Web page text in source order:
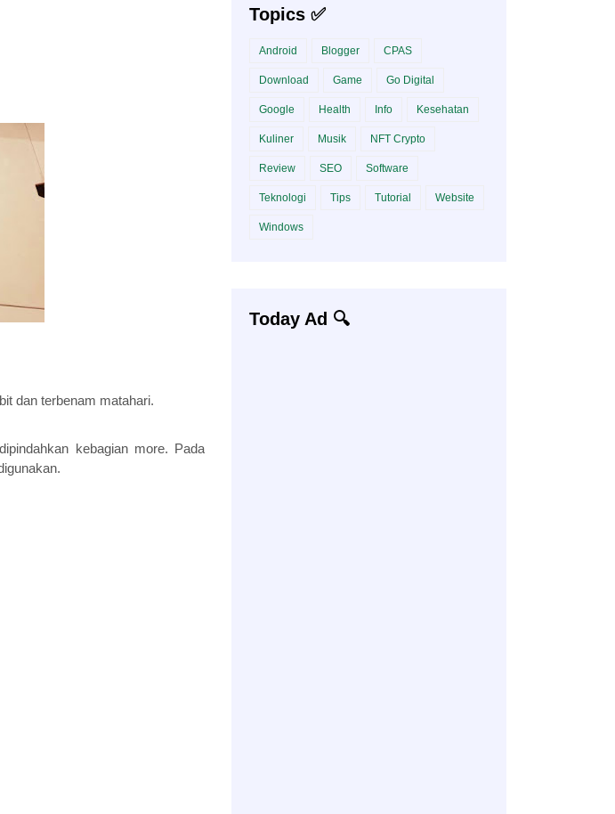
dan terbenam matahari.
kebagian more. Pada
Topics ✅
Android Blogger CPAS
Download Game Go Digital
Google Health Info Kesehatan
Kuliner Musik NFT Crypto
Review SEO Software
Teknologi Tips Tutorial Website
Windows
Today Ad 🔍